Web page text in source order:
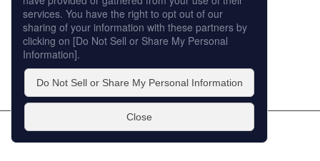
サイトマップ
プライバシーポリシー
個人情報の取扱いについて
このサイトの利用について
販売店への取り組み